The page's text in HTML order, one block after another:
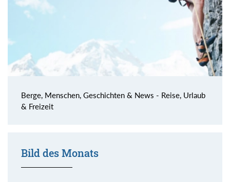
Berge, Menschen, Geschichten & News - Reise, Urlaub
& Freizeit
Bild des Monats